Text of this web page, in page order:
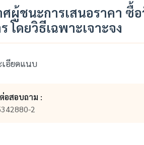
ผู้ชนะการเสนอราคา ซื้
โดยวิธีเฉพาะเจาะจง
เอียดแนบ
อสอบถาม :
2